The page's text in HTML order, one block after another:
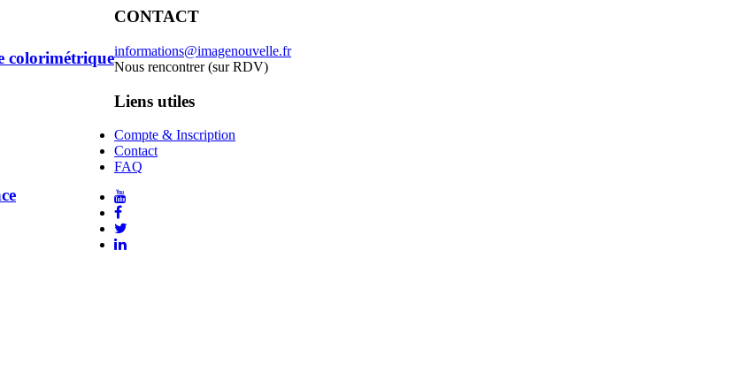
colorimétrique
CONTACT
informations@imagenouvelle.fr
Nous rencontrer (sur RDV)
Liens utiles
Compte & Inscription
Contact
FAQ